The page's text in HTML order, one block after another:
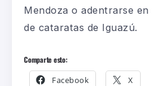
Mendoza o adentrarse
de cataratas de Iguazú.
Comparte esto:
Facebook X